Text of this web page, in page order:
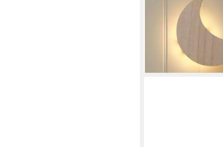
Fernbedienung &
UVP 24,99 €
lieferbar - in 3-4